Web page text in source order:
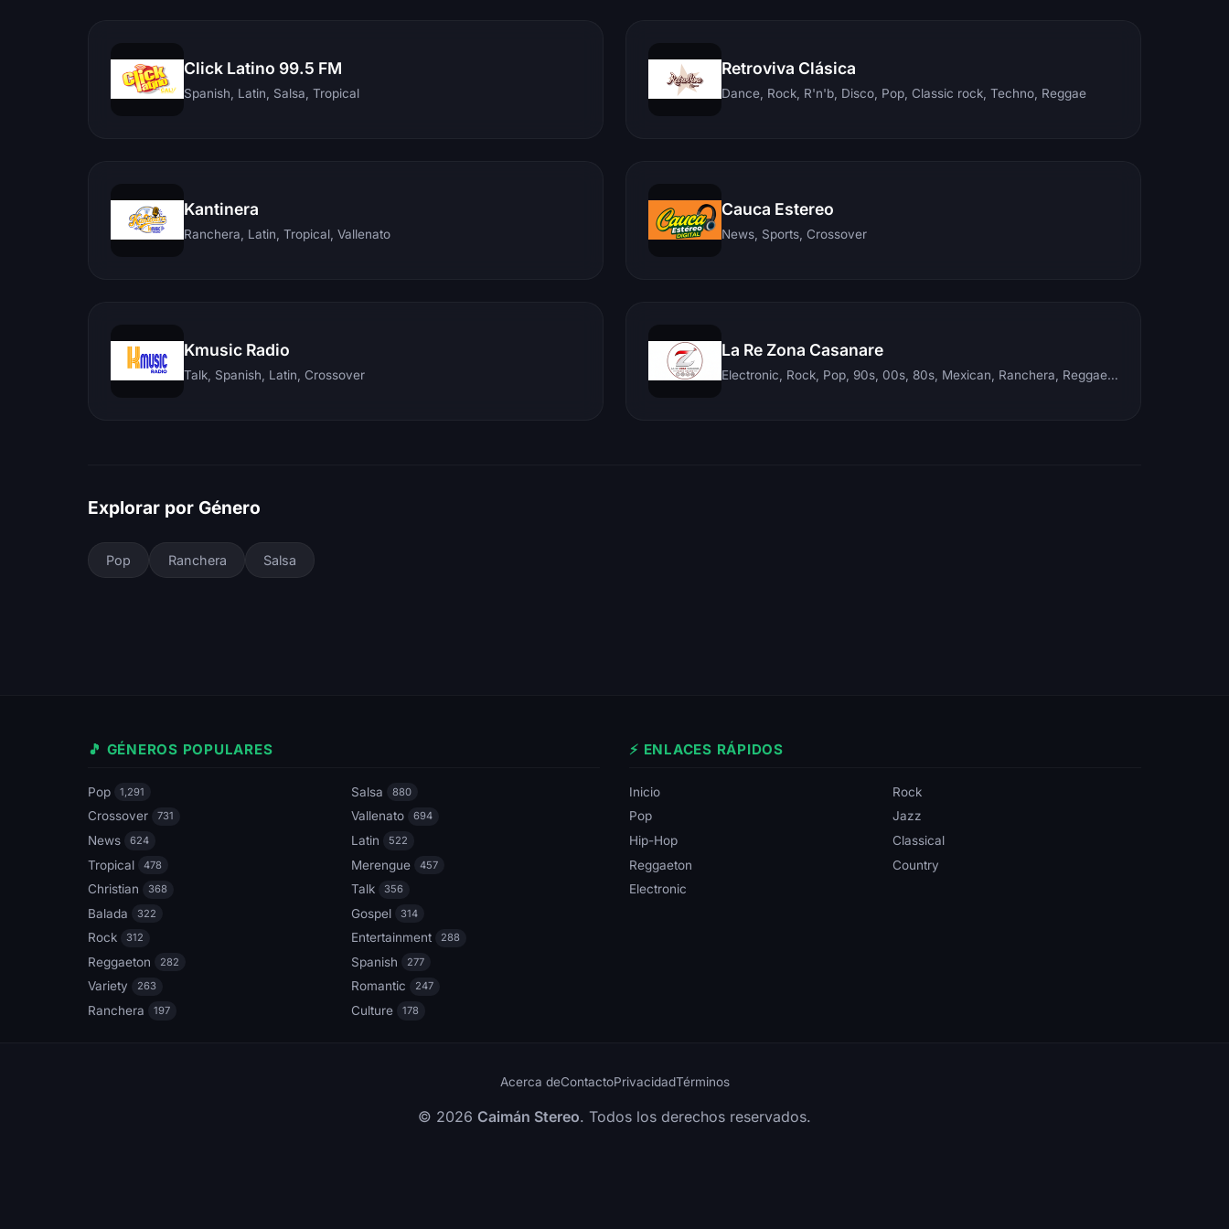
Click Latino 99.5 FM
Spanish, Latin, Salsa, Tropical
Retroviva Clásica
Dance, Rock, R'n'b, Disco, Pop, Classic rock, Techno, Reggae
Kantinera
Ranchera, Latin, Tropical, Vallenato
Cauca Estereo
News, Sports, Crossover
Kmusic Radio
Talk, Spanish, Latin, Crossover
La Re Zona Casanare
Electronic, Rock, Pop, 90s, 00s, 80s, Mexican, Ranchera, Reggaeton, Instrumental, Salsa, Merengue, Tropical, Romantic, Vallenato, Llanera
Explorar por Género
Pop Ranchera Salsa
🎵 GÉNEROS POPULARES
Pop 1,291 Salsa 880
Crossover 731 Vallenato 694
News 624 Latin 522
Tropical 478 Merengue 457
Christian 368 Talk 356
Balada 322 Gospel 314
Rock 312 Entertainment 288
Reggaeton 282 Spanish 277
Variety 263 Romantic 247
Ranchera 197 Culture 178
⚡ ENLACES RÁPIDOS
Inicio
Rock
Pop
Jazz
Hip-Hop
Classical
Reggaeton
Country
Electronic
Acerca deContactoPrivacidadTérminos
© 2026 Caimán Stereo. Todos los derechos reservados.